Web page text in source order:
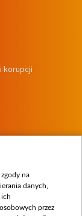
korupcji
na
danych,
przez